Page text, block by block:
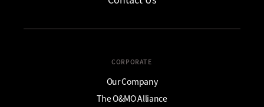
CORPORATE
Our Company
The O&MO Alliance